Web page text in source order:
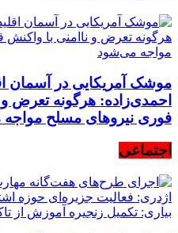
موشک آمریکایی در آسمان
احمدی‌زاده: هرگونه تعرض
فوری نیرو‌های مسلح
اجتماعی